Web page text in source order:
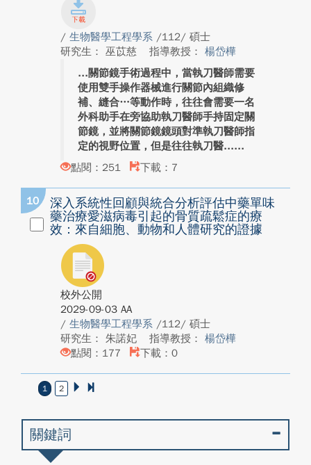
/ 生物醫學工程學系 /112/ 碩士
研究生： 巫苡慈
指導教授： 楊岱樺
關節鏡手術過程中，當執刀醫師需要
使用雙手操作器械進行關節內組織修
補、縫合…等動作時，往往會需要一名
外科助手在旁協助執刀醫師手持固定關
節鏡，並將關節鏡鏡頭對準執刀醫師指
定的視野位置，但是往往執刀醫...
點閱：251
下載：7
10
深入系統性回顧與統合分析評估中藥單味
藥治療愛滋病毒引起的骨質疏鬆症的療
效：來自細胞、動物和人體研究的證據
校外公開
2029-09-03 AA
/ 生物醫學工程學系 /112/ 碩士
研究生： 朱諾妃
指導教授： 楊岱樺
點閱：177
下載：0
1 2
關鍵詞